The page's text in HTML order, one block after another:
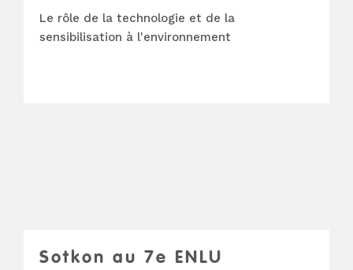
Le rôle de la technologie et de la
sensibilisation à l'environnement
Sotkon au 7e ENLU